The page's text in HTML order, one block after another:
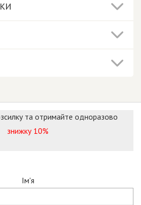
та отримайте одноразово
знижку 10%
Ім'я